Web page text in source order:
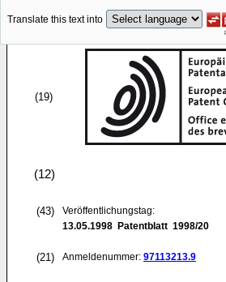
Translate this text into
(19)
(12)
(43)
Veröffentlichungstag:
13.05.1998 Patentblatt 1998/20
(21) Anmeldenummer: 97113213.9